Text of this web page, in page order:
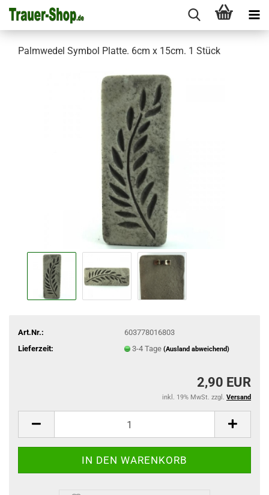
Palmwedel Symbol Platte. 6cm x 15cm. 1 Stück
Art.Nr.:
603778016803
Lieferzeit:
3-4 Tage (Ausland abweichend)
2,90 EUR
inkl. 19% MwSt. zzgl. Versand